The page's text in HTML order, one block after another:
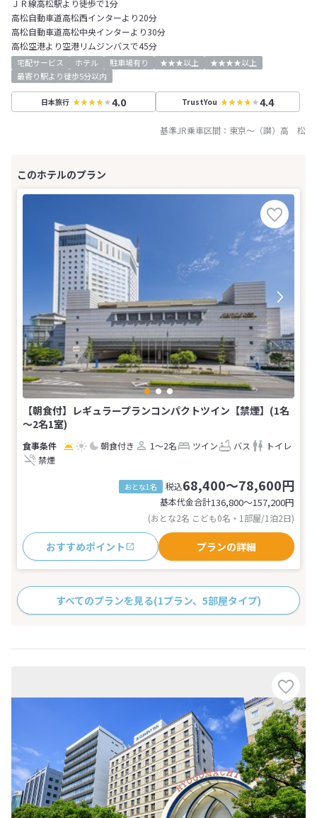
ＪＲ線高松駅より徒歩で1分
高松自動車道高松西インターより20分
高松自動車道高松中央インターより30分
高松空港より空港リムジンバスで45分
宅配サービス ホテル 駐車場有り ★★★以上
★★★★以上
最寄り駅より徒歩5分以内
日本旅行 4.0 TrustYou 4.4
基準JR乗車区間： 東京～ （讃）高 松
【朝食付】レギュラープランコンパクトツイン【禁煙】(1名
～2名1室)
朝食付き 1～2名 ツイン バス
トイレ
禁煙
おとな1名 税込68,400～78,600円
基本代金合計136,800〜157,200円
(おとな2名 こども0名・1部屋/1泊2日)
おすすめポイント プランの詳細
すべてのプランを見る(1プラン、5部屋タイプ)